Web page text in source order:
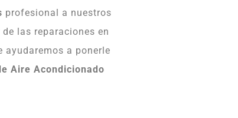
profesional a nuestros
las reparaciones en
ayudaremos a ponerle
Aire Acondicionado